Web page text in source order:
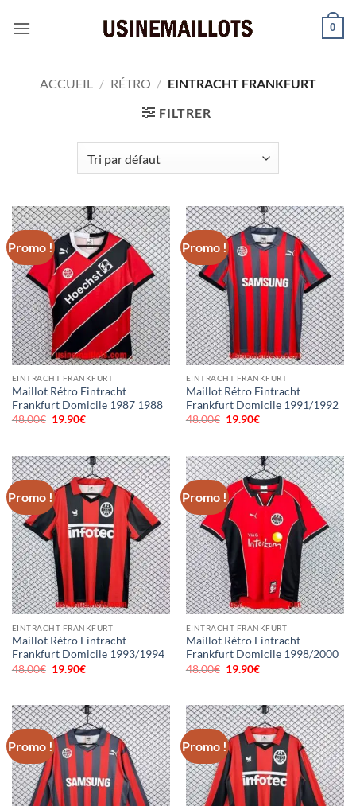
0
ACCUEIL / RÉTRO / EINTRACHT FRANKFURT
FILTRER
Promo !
EINTRACHT FRANKFURT
Maillot Rétro Eintracht
Frankfurt Domicile 1987 1988
48.00€ Le
48.00€.
19.90€Le
19.90€.
Promo !
EINTRACHT FRANKFURT
Maillot Rétro Eintracht
Frankfurt Domicile 1991/1992
48.00€ Le
48.00€.
19.90€Le
19.90€.
Promo !
EINTRACHT FRANKFURT
Maillot Rétro Eintracht
Frankfurt Domicile 1993/1994
48.00€ Le
48.00€.
19.90€Le
19.90€.
Promo !
EINTRACHT FRANKFURT
Maillot Rétro Eintracht
Frankfurt Domicile 1998/2000
48.00€ Le
48.00€.
19.90€Le
19.90€.
Promo ! Promo !